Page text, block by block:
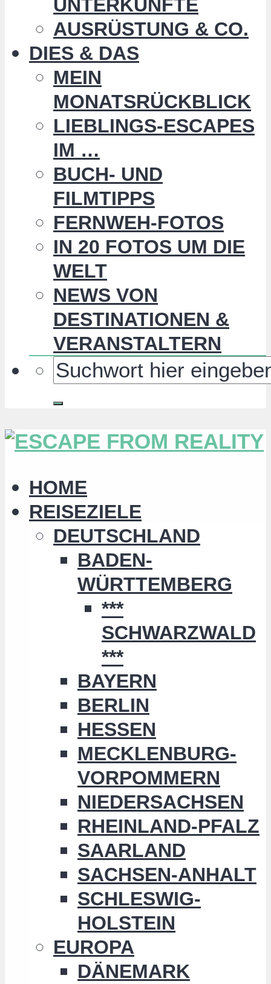
UNTERKÜNFTE
AUSRÜSTUNG & CO.
DIES & DAS
MEIN
MONATSRÜCKBLICK
LIEBLINGS-ESCAPES
IM …
BUCH- UND
FILMTIPPS
FERNWEH-FOTOS
IN 20 FOTOS UM DIE
WELT
NEWS VON
DESTINATIONEN &
VERANSTALTERN
HOME
REISEZIELE
DEUTSCHLAND
BADEN-
WÜRTTEMBERG
***
SCHWARZWALD
***
BAYERN
BERLIN
HESSEN
MECKLENBURG-
VORPOMMERN
NIEDERSACHSEN
RHEINLAND-PFALZ
SAARLAND
SACHSEN-ANHALT
SCHLESWIG-
HOLSTEIN
EUROPA
DÄNEMARK